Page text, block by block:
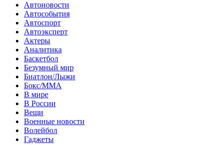
Автоновости
Автособытия
Автоспорт
Автоэксперт
Актеры
Аналитика
Баскетбол
Безумный мир
Биатлон/Лыжи
Бокс/MMA
В мире
В России
Вещи
Военные новости
Волейбол
Гаджеты